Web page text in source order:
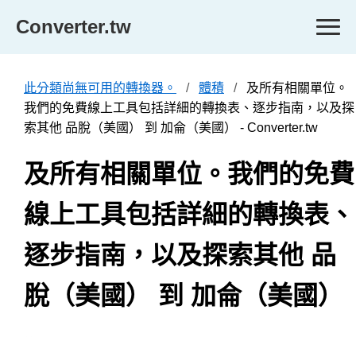
Converter.tw
此分類尚無可用的轉換器。 體積
及所有相關單位。
我們的免費線上工具包括詳細的轉換表、逐步指南，以及探
索其他 品脫（美國） 到 加侖（美國） - Converter.tw
及所有相關單位。我們的免費
線上工具包括詳細的轉換表、
逐步指南，以及探索其他 品
脫（美國） 到 加侖（美國）